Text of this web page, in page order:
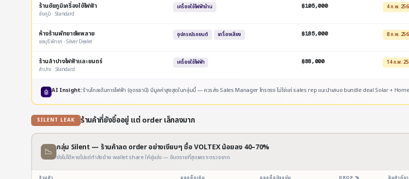
ร้านชัยภูมิเครื่องใช้ไฟฟ้า
ชัยภูมิ · Standard
เครื่องใช้ไฟฟ้าบ้าน ฿105,000 4 ก.พ.
ห้างร้านพัทยาซัพพลาย
ชลบุรี พัทยา · Silver Dealer
อุปกรณ์รถยนต์ เครื่องเสียง ฿185,000 8 ก.พ.
ร้านลำปางไฟฟ้าและยนตร์
ลำปาง · Standard
เครื่องใช้ไฟฟ้า ฿88,000 14 ก.พ.
🤖 AI Insight:ร้านโกลเด้นการไฟฟ้า (อุดรธานี) มีมูลค่าสูงสุดในกลุ่มนี้ — ควรส่ง Sales Manager โทรตรง ไม่ใช่แค่ sales rep แนะนำเสนอ bundle deal Solar +
SILENT LEAK ร้านค้าที่ยังซื้ออยู่ แต่ order เล็กลงมาก
📉 กลุ่ม Silent — ร้านค้าลด order อย่างเงียบๆ ซื้อ VOLTEX น้อยลง 40–70%
ยังไม่ได้หายไปแต่กำลังย้าย wallet share ให้คู่แข่ง — อันตรายที่สุดเพราะตรวจยาก
ร้านค้า ยอดซื้อเดิม ยอดซื้อปัจจุบัน DROP % สินค้าที่ห